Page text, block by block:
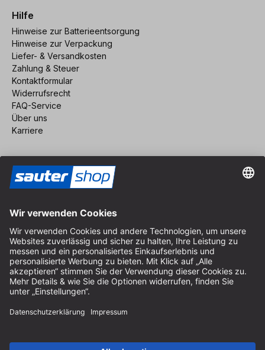
Hilfe
Hinweise zur Batterieentsorgung
Hinweise zur Verpackung
Liefer- & Versandkosten
Zahlung & Steuer
Kontaktformular
Widerrufsrecht
FAQ-Service
Über uns
Karriere
Impressum
AGB
Datenschutz
Cookie-Einstellungen
© 2026 sauter GmbH
* kostenloser Versand ab 150 Euro Bestellwert innerhalb